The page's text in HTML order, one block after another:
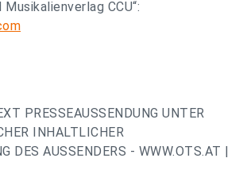
CCU“:
PRESSEAUSSENDUNG UNTER
INHALTLICHER
DES AUSSENDERS - WWW.OTS.AT |